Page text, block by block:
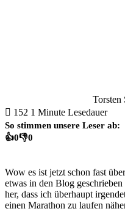
Torsten
152 1 Minute Lesedauer
So stimmen unsere Leser ab:
👍0👎0
Wow es ist jetzt schon fast
etwas in den Blog
her, dass ich überhaupt
einen Marathon zu laufen